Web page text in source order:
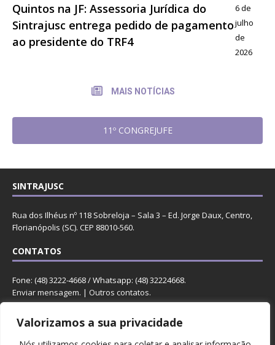
Valorizamos a sua privacidade
Quintos na JF: Assessoria Jurídica do
Sintrajusc entrega pedido de pagamento
ao presidente do TRF4
6 de
julho
de
2026
MAIS NOTÍCIAS
11º CONGREJUFE
SINTRAJUSC
Rua dos Ilhéus nº 118 Sobreloja – Sala 3 – Ed. Jorge Daux, Centro,
Florianópolis (SC). CEP 88010-560.
CONTATOS
Fone: (48) 3222-4668 / Whatsapp: (48) 32224668.
Enviar mensagem. | Outros contatos.
REDES